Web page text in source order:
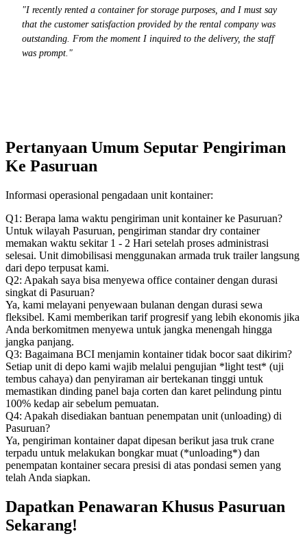
"I recently rented a container for storage purposes, and I must say
that the customer satisfaction provided by the rental company was
outstanding. From the moment I inquired to the delivery, the staff
was prompt."
Pertanyaan Umum Seputar Pengiriman
Ke Pasuruan
Informasi operasional pengadaan unit kontainer:
Q1: Berapa lama waktu pengiriman unit kontainer ke Pasuruan?
Untuk wilayah Pasuruan, pengiriman standar dry container
memakan waktu sekitar 1 - 2 Hari setelah proses administrasi
selesai. Unit dimobilisasi menggunakan armada truk trailer langsung
dari depo terpusat kami.
Q2: Apakah saya bisa menyewa office container dengan durasi
singkat di Pasuruan?
Ya, kami melayani penyewaan bulanan dengan durasi sewa
fleksibel. Kami memberikan tarif progresif yang lebih ekonomis jika
Anda berkomitmen menyewa untuk jangka menengah hingga
jangka panjang.
Q3: Bagaimana BCI menjamin kontainer tidak bocor saat dikirim?
Setiap unit di depo kami wajib melalui pengujian *light test* (uji
tembus cahaya) dan penyiraman air bertekanan tinggi untuk
memastikan dinding panel baja corten dan karet pelindung pintu
100% kedap air sebelum pemuatan.
Q4: Apakah disediakan bantuan penempatan unit (unloading) di
Pasuruan?
Ya, pengiriman kontainer dapat dipesan berikut jasa truk crane
terpadu untuk melakukan bongkar muat (*unloading*) dan
penempatan kontainer secara presisi di atas pondasi semen yang
telah Anda siapkan.
Dapatkan Penawaran Khusus Pasuruan
Sekarang!